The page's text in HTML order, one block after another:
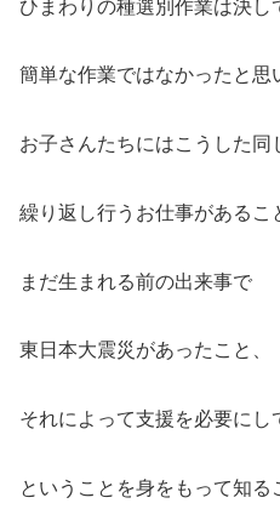
ひまわりの種選別作業は決し
簡単な作業ではなかったと思
お子さんたちにはこうした同
繰り返し行うお仕事があるこ
まだ生まれる前の出来事で
東日本大震災があったこと、
それによって支援を必要にし
ということを身をもって知る